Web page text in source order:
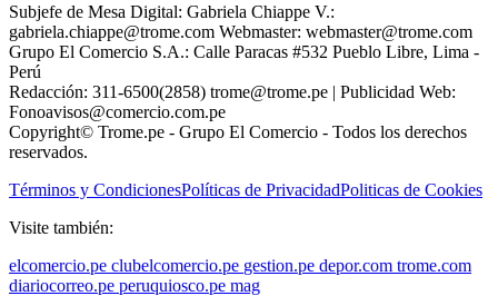
Subjefe de Mesa Digital: Gabriela Chiappe V.:
gabriela.chiappe@trome.com Webmaster: webmaster@trome.com
Grupo El Comercio S.A.: Calle Paracas #532 Pueblo Libre, Lima -
Perú
Redacción: 311-6500(2858) trome@trome.pe | Publicidad Web:
Fonoavisos@comercio.com.pe
Copyright© Trome.pe - Grupo El Comercio - Todos los derechos
reservados.
Términos y CondicionesPolíticas de PrivacidadPoliticas de Cookies
Visite también:
elcomercio.pe clubelcomercio.pe gestion.pe depor.com trome.com
diariocorreo.pe peruquiosco.pe mag